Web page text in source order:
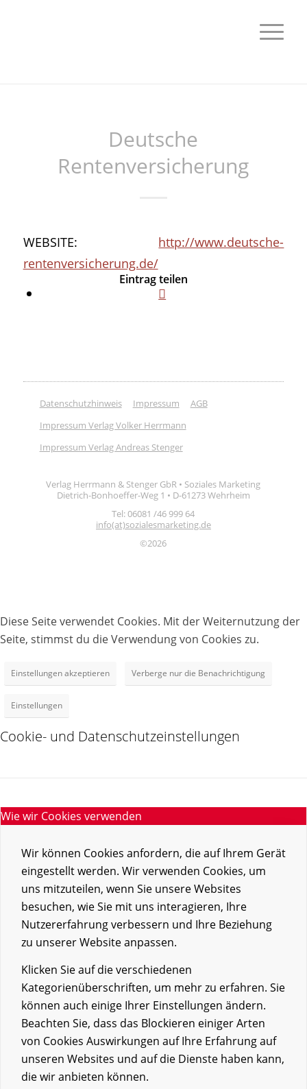
Deutsche
Rentenversicherung
WEBSITE:
http://www.deutsche-
rentenversicherung.de/
Eintrag teilen
Datenschutzhinweis Impressum
AGB
Impressum Verlag Volker Herrmann
Impressum Verlag Andreas Stenger
Verlag Herrmann & Stenger GbR • Soziales Marketing
Dietrich-Bonhoeffer-Weg 1 • D-61273 Wehrheim
Tel: 06081 /46 999 64
info(at)sozialesmarketing.de
©2026
Diese Seite verwendet Cookies. Mit der Weiternutzung der
Seite, stimmst du die Verwendung von Cookies zu.
Einstellungen akzeptieren Verberge nur die Benachrichtigung
Einstellungen
Cookie- und Datenschutzeinstellungen
Wie wir Cookies verwenden
Wir können Cookies anfordern, die auf Ihrem Gerät
eingestellt werden. Wir verwenden Cookies, um
uns mitzuteilen, wenn Sie unsere Websites
besuchen, wie Sie mit uns interagieren, Ihre
Nutzererfahrung verbessern und Ihre Beziehung
zu unserer Website anpassen.
Klicken Sie auf die verschiedenen
Kategorienüberschriften, um mehr zu erfahren. Sie
können auch einige Ihrer Einstellungen ändern.
Beachten Sie, dass das Blockieren einiger Arten
von Cookies Auswirkungen auf Ihre Erfahrung auf
unseren Websites und auf die Dienste haben kann,
die wir anbieten können.